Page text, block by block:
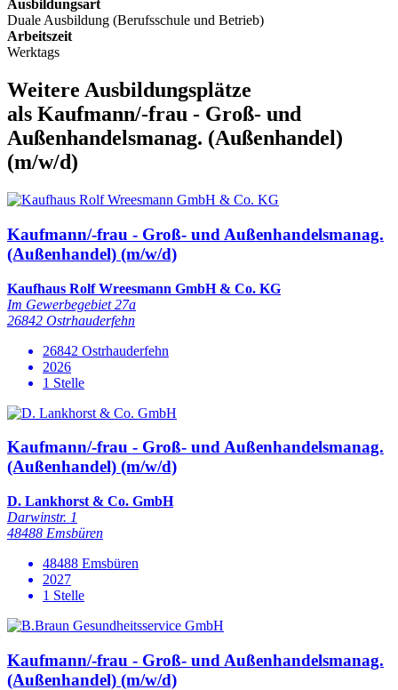
Ausbildungsart
Duale Ausbildung (Berufsschule und Betrieb)
Arbeitszeit
Werktags
Weitere Ausbildungsplätze
als Kaufmann/-frau - Groß- und
Außenhandelsmanag. (Außenhandel)
(m/w/d)
Kaufmann/-frau - Groß- und Außenhandelsmanag.
(Außenhandel) (m/w/d)
Kaufhaus Rolf Wreesmann GmbH & Co. KG
Im Gewerbegebiet 27a
26842 Ostrhauderfehn
26842 Ostrhauderfehn
2026
1 Stelle
Kaufmann/-frau - Groß- und Außenhandelsmanag.
(Außenhandel) (m/w/d)
D. Lankhorst & Co. GmbH
Darwinstr. 1
48488 Emsbüren
48488 Emsbüren
2027
1 Stelle
Kaufmann/-frau - Groß- und Außenhandelsmanag.
(Außenhandel) (m/w/d)